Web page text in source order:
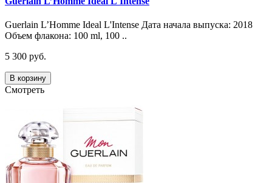
Guerlain L’Homme Ideal L'Intense Дата начала выпуска: 2018
Объем флакона: 100 ml, 100 ..
5 300 руб.
В корзину
Смотреть